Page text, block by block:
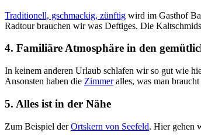
Traditionell, gschmackig, zünftig wird im Gasthof
Radtour brauchen wir was Deftiges. Die
4. Familiäre Atmosphäre in den
In keinem anderen Urlaub schlafen wir so gut wie
Ansonsten haben die Zimmeralles, was man
5. Alles ist in der Nähe
Zum Beispiel derOrtskern von Seefeld. Hier gehen